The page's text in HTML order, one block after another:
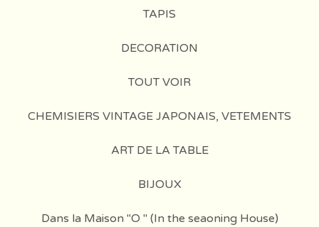
TAPIS
DECORATION
TOUT VOIR
CHEMISIERS VINTAGE JAPONAIS, VETEMENTS
ART DE LA TABLE
BIJOUX
Dans la Maison "O " (In the seaoning House)